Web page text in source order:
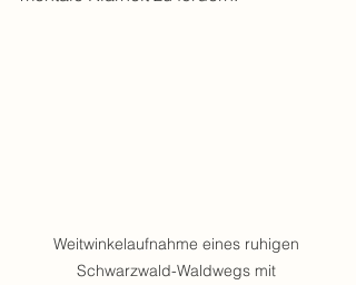
Weitwinkelaufnahme eines ruhigen
Schwarzwald-Waldwegs mit